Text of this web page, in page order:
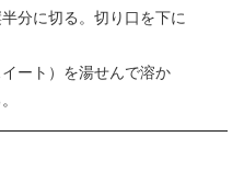
分に切る。切り口を下に
ート）を湯せんで溶か